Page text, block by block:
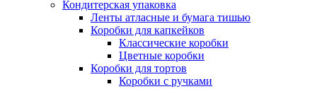
Кондитерская упаковка
Ленты атласные и бумага тишью
Коробки для капкейков
Классические коробки
Цветные коробки
Коробки для тортов
Коробки с ручками